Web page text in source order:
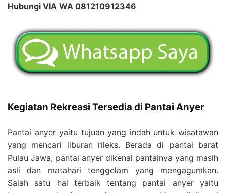
Hubungi VIA WA 081210912346
Kegiatan Rekreasi Tersedia di Pantai Anyer
Pantai anyer yaitu tujuan yang indah untuk wisatawan
yang mencari liburan rileks. Berada di pantai barat
Pulau Jawa, pantai anyer dikenal pantainya yang masih
asli dan matahari tenggelam yang mengagumkan.
Salah satu hal terbaik tentang pantai anyer yaitu